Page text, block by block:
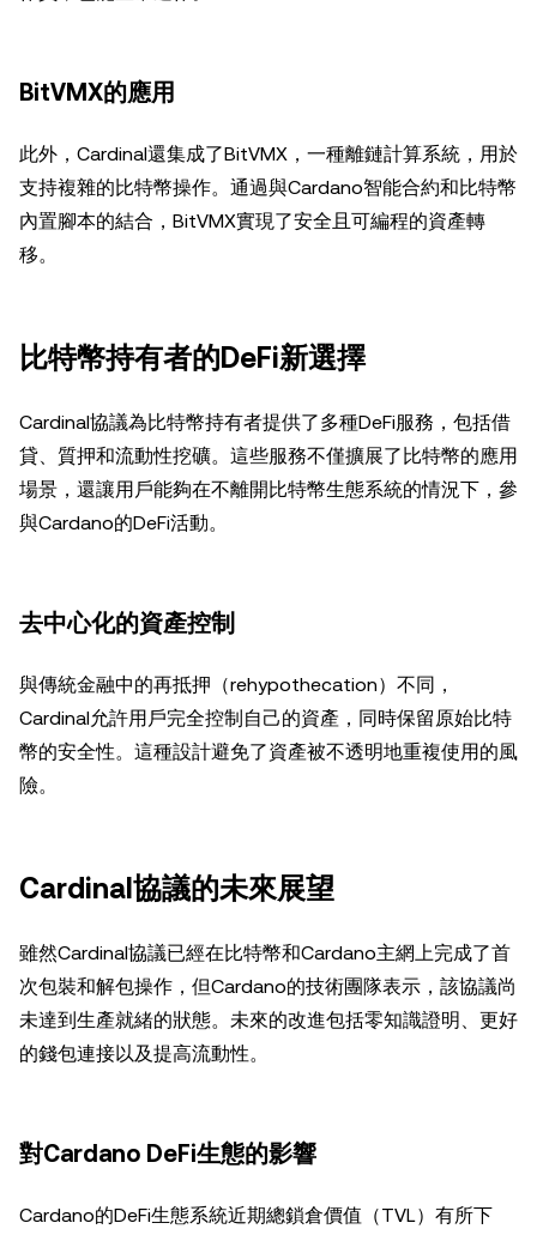
BitVMX的應用
此外，Cardinal還集成了BitVMX，一種離鏈計算系統，用於
支持複雜的比特幣操作。通過與Cardano智能合約和比特幣
內置腳本的結合，BitVMX實現了安全且可編程的資產轉
移。
比特幣持有者的DeFi新選擇
Cardinal協議為比特幣持有者提供了多種DeFi服務，包括借
貸、質押和流動性挖礦。這些服務不僅擴展了比特幣的應用
場景，還讓用戶能夠在不離開比特幣生態系統的情況下，參
與Cardano的DeFi活動。
去中心化的資產控制
與傳統金融中的再抵押（rehypothecation）不同，
Cardinal允許用戶完全控制自己的資產，同時保留原始比特
幣的安全性。這種設計避免了資產被不透明地重複使用的風
險。
Cardinal協議的未來展望
雖然Cardinal協議已經在比特幣和Cardano主網上完成了首
次包裝和解包操作，但Cardano的技術團隊表示，該協議尚
未達到生產就緒的狀態。未來的改進包括零知識證明、更好
的錢包連接以及提高流動性。
對Cardano DeFi生態的影響
Cardano的DeFi生態系統近期總鎖倉價值（TVL）有所下